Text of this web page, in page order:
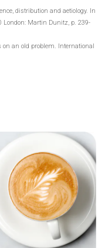
distribution and aetiology. In
London: Martin Dunitz, p. 239-
on an old problem. International